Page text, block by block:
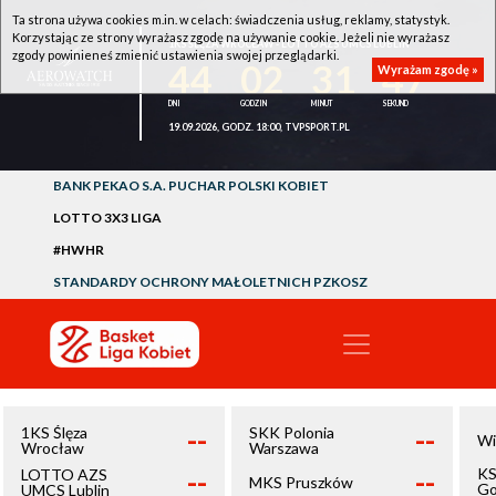
1KS ŚLĘZA WROCŁAW - LOTTO AZS UMCS LUBLIN
46
19.09.2026, GODZ. 18:00, TVPSPORT.PL
BANK PEKAO S.A. PUCHAR POLSKI KOBIET
LOTTO 3X3 LIGA
#HWHR
STANDARDY OCHRONY MAŁOLETNICH PZKOSZ
1KS Ślęza
Wrocław
--
LOTTO AZS
UMCS Lublin
--
SKK Polonia
Warszawa
--
MKS Pruszków --
Ta strona używa cookies m.in. w celach: świadczenia usług, reklamy, statystyk.
Korzystając ze strony wyrażasz zgodę na używanie cookie. Jeżeli nie wyrażasz
zgody powinieneś zmienić ustawienia swojej przeglądarki.
Wyrażam zgodę »